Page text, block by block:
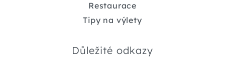
Restaurace
Tipy na výlety
Důležité odkazy